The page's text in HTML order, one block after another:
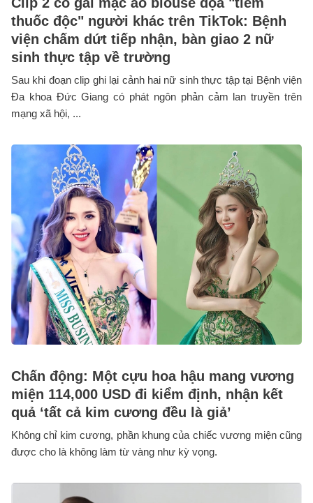
Clip 2 cô gái mặc áo blouse dọa "tiêm
thuốc độc" người khác trên TikTok: Bệnh
viện chấm dứt tiếp nhận, bàn giao 2 nữ
sinh thực tập về trường
Sau khi đoạn clip ghi lại cảnh hai nữ sinh thực tập tại Bệnh viện
Đa khoa Đức Giang có phát ngôn phản cảm lan truyền trên
mạng xã hội, ...
Chấn động: Một cựu hoa hậu mang vương
miện 114,000 USD đi kiểm định, nhận kết
quả ‘tất cả kim cương đều là giả’
Không chỉ kim cương, phần khung của chiếc vương miện cũng
được cho là không làm từ vàng như kỳ vọng.